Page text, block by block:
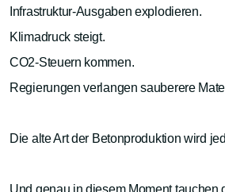
Infrastruktur-Ausgaben explodieren.
Klimadruck steigt.
CO2-Steuern kommen.
Regierungen verlangen sauberere
Die alte Art der Betonproduktion wird
Und genau in diesem Moment tauchen